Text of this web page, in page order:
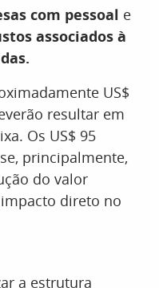
com pessoal e
associados à
US$
resultar em
Os US$ 95
principalmente,
do valor
direto no
a estrutura